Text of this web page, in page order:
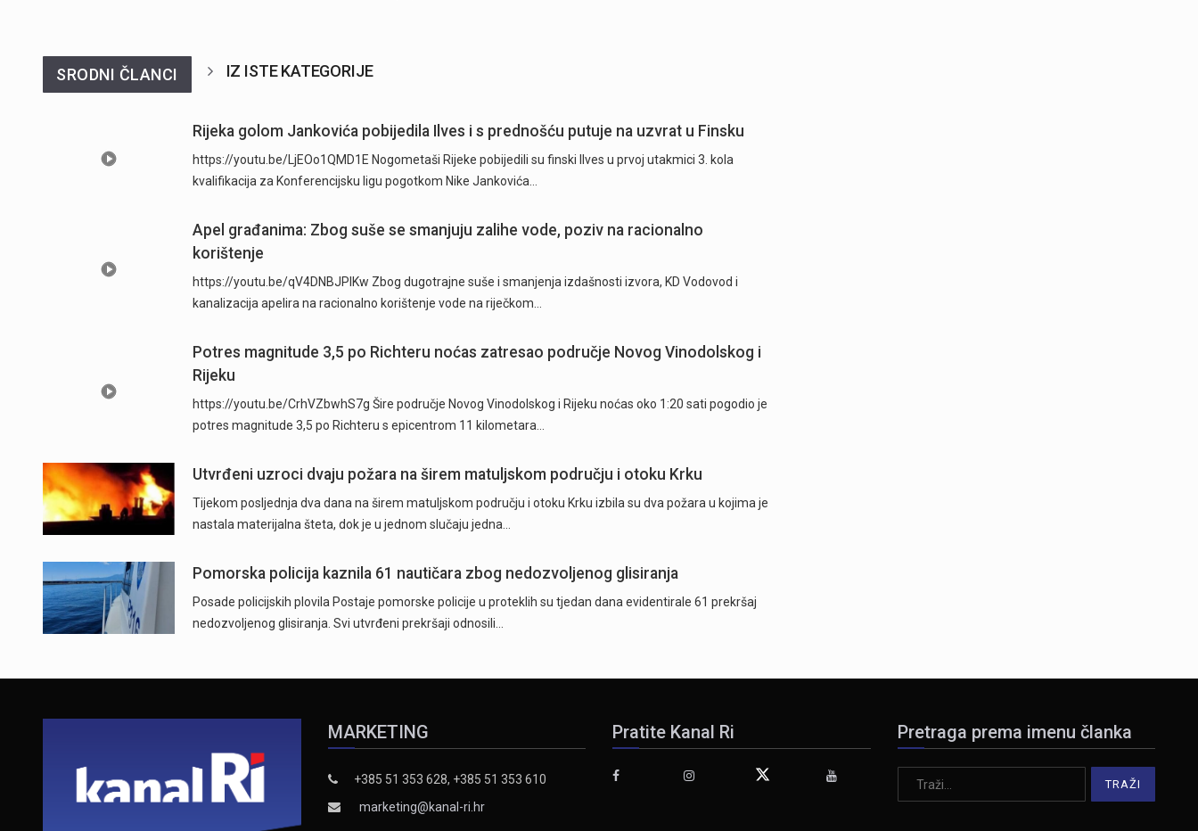
SRODNI ČLANCI IZ ISTE KATEGORIJE
Rijeka golom Jankovića pobijedila Ilves i s prednošću putuje na uzvrat u Finsku
https://youtu.be/LjEOo1QMD1E Nogometaši Rijeke pobijedili su finski Ilves u prvoj utakmici 3. kola
kvalifikacija za Konferencijsku ligu pogotkom Nike Jankovića…
Apel građanima: Zbog suše se smanjuju zalihe vode, poziv na racionalno
korištenje
https://youtu.be/qV4DNBJPlKw Zbog dugotrajne suše i smanjenja izdašnosti izvora, KD Vodovod i
kanalizacija apelira na racionalno korištenje vode na riječkom…
Potres magnitude 3,5 po Richteru noćas zatresao područje Novog Vinodolskog i
Rijeku
https://youtu.be/CrhVZbwhS7g Šire područje Novog Vinodolskog i Rijeku noćas oko 1:20 sati pogodio je
potres magnitude 3,5 po Richteru s epicentrom 11 kilometara…
Utvrđeni uzroci dvaju požara na širem matuljskom području i otoku Krku
Tijekom posljednja dva dana na širem matuljskom području i otoku Krku izbila su dva požara u kojima je
nastala materijalna šteta, dok je u jednom slučaju jedna…
Pomorska policija kaznila 61 nautičara zbog nedozvoljenog glisiranja
Posade policijskih plovila Postaje pomorske policije u proteklih su tjedan dana evidentirale 61 prekršaj
nedozvoljenog glisiranja. Svi utvrđeni prekršaji odnosili…
MARKETING
+385 51 353 628, +385 51 353 610
marketing@kanal-ri.hr
Pratite Kanal Ri Pretraga prema imenu članka